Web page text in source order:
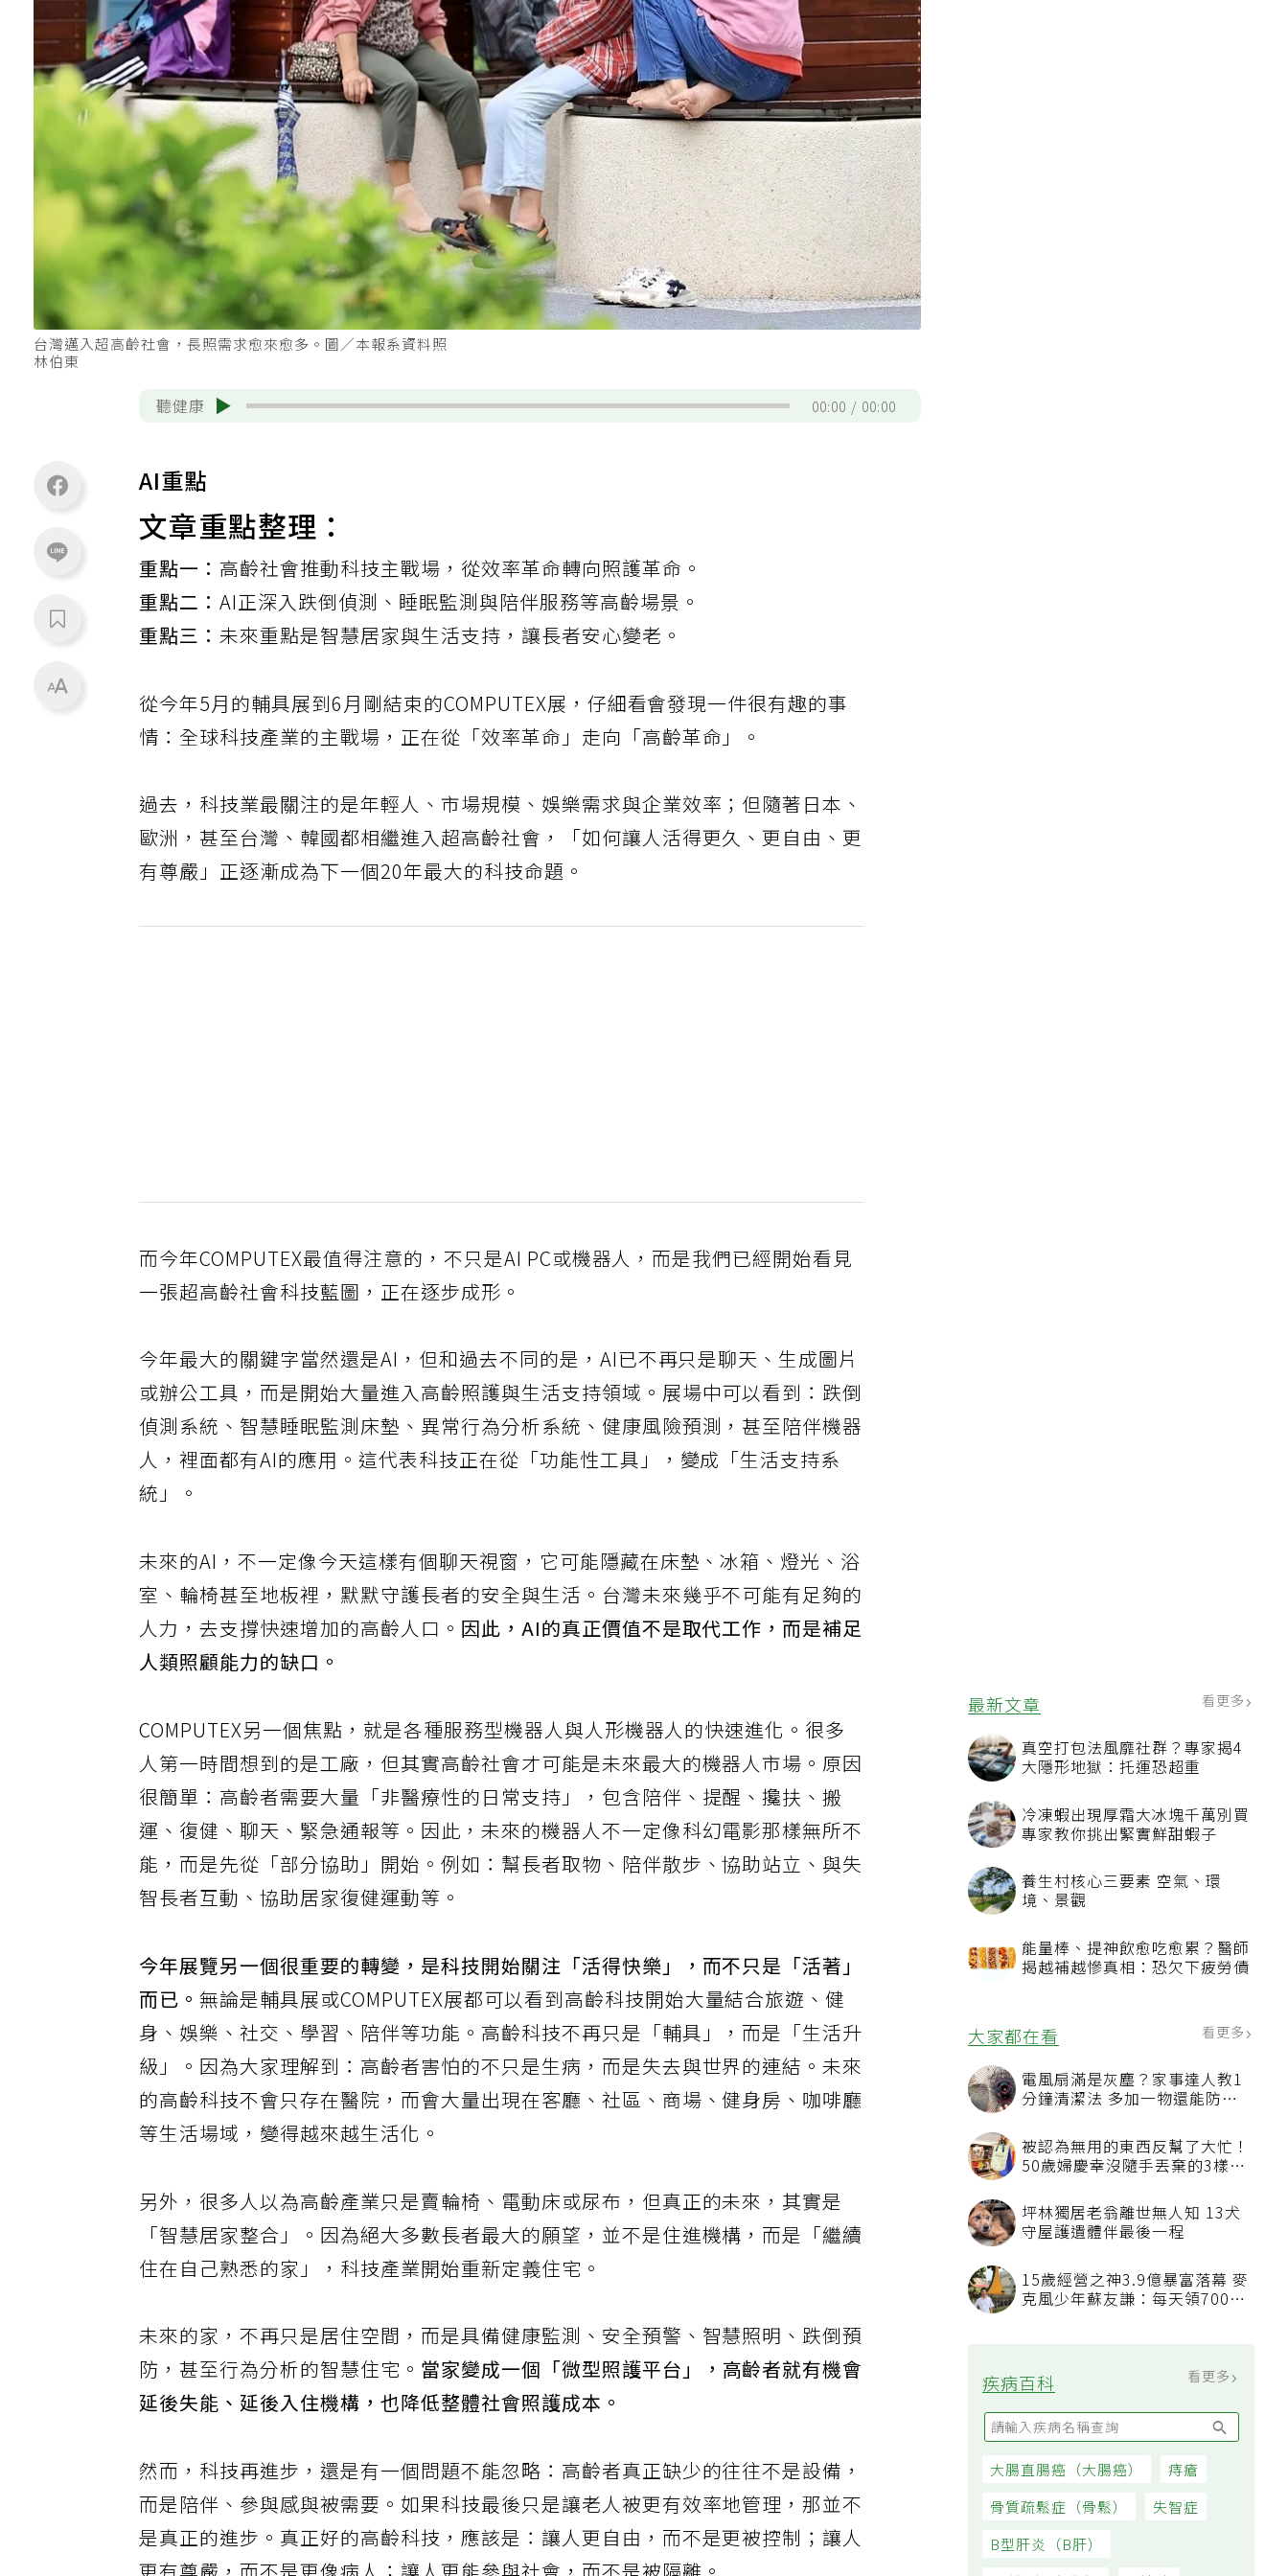
最新文章 看更多
真空打包法風靡社群？專家揭4
大隱形地獄：托運恐超重
冷凍蝦出現厚霜大冰塊千萬別買
專家教你挑出緊實鮮甜蝦子
養生村核心三要素 空氣、環
境、景觀
能量棒、提神飲愈吃愈累？醫師
揭越補越慘真相：恐欠下疲勞債
大家都在看
電風扇滿是灰塵？家事達人教1
被認為無用的東西反幫了大忙！
50歲婦慶幸沒隨手丟棄的3樣物
品
坪林獨居老翁離世無人知 13犬
15歲經營之神3.9億暴富落幕 麥
疾病百科
台灣邁入超高齡社會，長照需求愈來愈多。圖／本報系資料照
林伯東
聽健康 00:00 00:00
AI重點
文章重點整理：
重點一： 高齡社會推動科技主戰場，從效率革命轉向照護革命。
重點二：AI正深入跌倒偵測、睡眠監測與陪伴服務等高齡場景。
重點三：未來重點是智慧居家與生活支持，讓長者安心變老。
從今年5月的輔具展到6月剛結束的COMPUTEX展，仔細看會發現一件很有趣的事
情：全球科技產業的主戰場，正在從「效率革命」走向「高齡革命」。
過去，科技業最關注的是年輕人、市場規模、娛樂需求與企業效率；但隨著日本、
歐洲，甚至台灣、韓國都相繼進入超高齡社會，「如何讓人活得更久、更自由、更
有尊嚴」正逐漸成為下一個20年最大的科技命題。
而今年COMPUTEX最值得注意的，不只是AI PC或機器人，而是我們已經開始看見
一張超高齡社會科技藍圖，正在逐步成形。
今年最大的關鍵字當然還是AI，但和過去不同的是，AI已不再只是聊天、生成圖片
或辦公工具，而是開始大量進入高齡照護與生活支持領域。展場中可以看到：跌倒
偵測系統、智慧睡眠監測床墊、異常行為分析系統、健康風險預測，甚至陪伴機器
人，裡面都有AI的應用。這代表科技正在從「功能性工具」，變成「生活支持系
統」。
未來的AI，不一定像今天這樣有個聊天視窗，它可能隱藏在床墊、冰箱、燈光、浴
室、輪椅甚至地板裡，默默守護長者的安全與生活。台灣未來幾乎不可能有足夠的
人力，去支撐快速增加的高齡人口。因此，AI的真正價值不是取代工作，而是補足
人類照顧能力的缺口。
COMPUTEX另一個焦點，就是各種服務型機器人與人形機器人的快速進化。很多
人第一時間想到的是工廠，但其實高齡社會才可能是未來最大的機器人市場。原因
很簡單：高齡者需要大量「非醫療性的日常支持」，包含陪伴、提醒、攙扶、搬
運、復健、聊天、緊急通報等。因此，未來的機器人不一定像科幻電影那樣無所不
能，而是先從「部分協助」開始。例如：幫長者取物、陪伴散步、協助站立、與失
智長者互動、協助居家復健運動等。
今年展覽另一個很重要的轉變，是科技開始關注「活得快樂」，而不只是「活著」
而已。 無論是輔具展或COMPUTEX展都可以看到高齡科技開始大量結合旅遊、健
身、娛樂、社交、學習、陪伴等功能。高齡科技不再只是「輔具」，而是「生活升
級」。因為大家理解到：高齡者害怕的不只是生病，而是失去與世界的連結。未來
的高齡科技不會只存在醫院，而會大量出現在客廳、社區、商場、健身房、咖啡廳
等生活場域，變得越來越生活化。
另外，很多人以為高齡產業只是賣輪椅、電動床或尿布，但真正的未來，其實是
「智慧居家整合」。因為絕大多數長者最大的願望，並不是住進機構，而是「繼續
住在自己熟悉的家」，科技產業開始重新定義住宅。
未來的家，不再只是居住空間，而是具備健康監測、安全預警、智慧照明、跌倒預
防，甚至行為分析的智慧住宅。 當家變成一個「微型照護平台」，高齡者就有機會
延後失能、延後入住機構，也降低整體社會照護成本。
然而，科技再進步，還是有一個問題不能忽略：高齡者真正缺少的往往不是設備，
而是陪伴、參與感與被需要。如果科技最後只是讓老人被更有效率地管理，那並不
是真正的進步。真正好的高齡科技，應該是：讓人更自由，而不是更被控制；讓人